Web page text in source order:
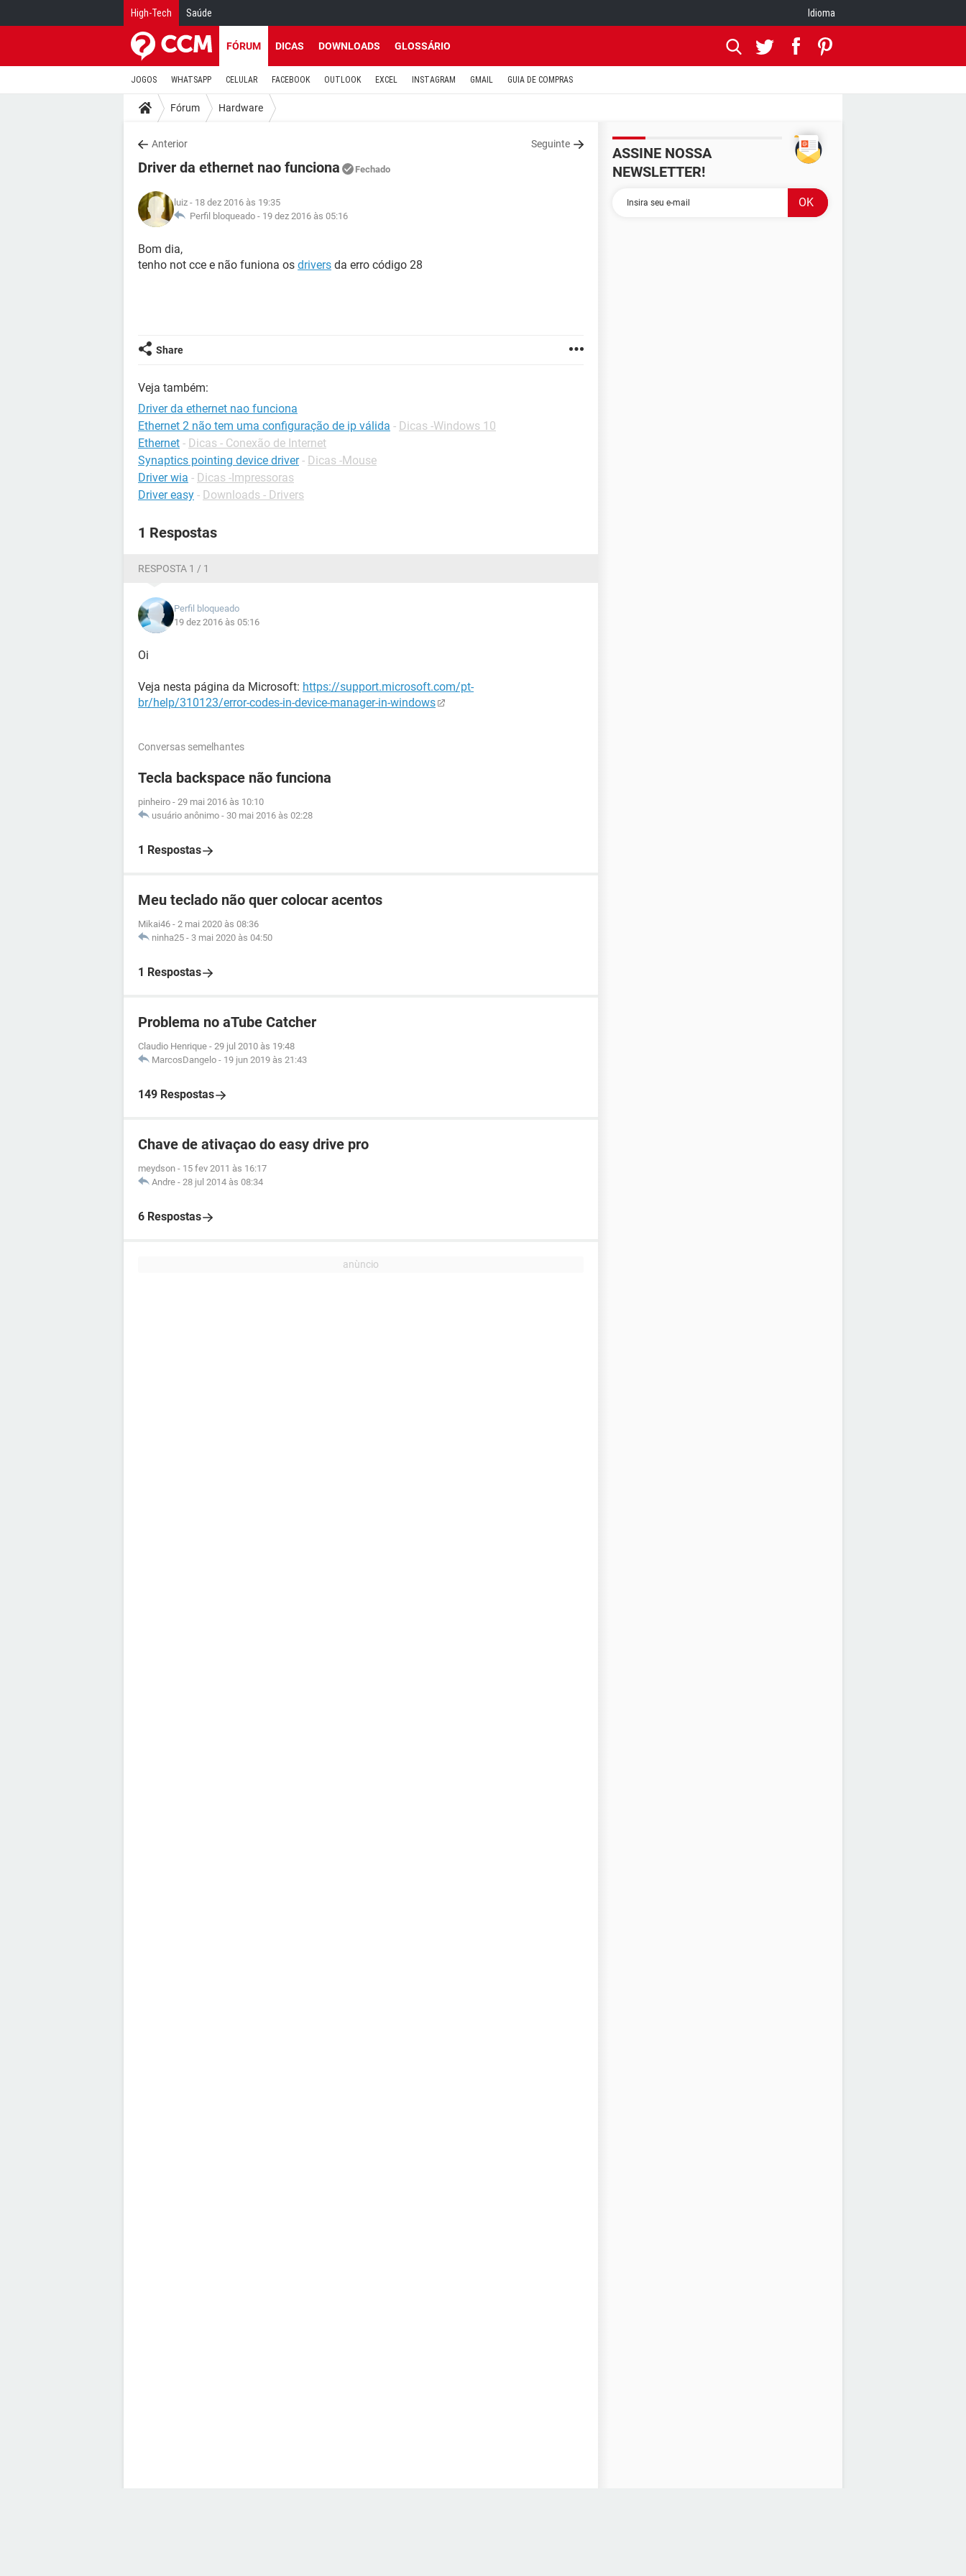
High-Tech Saúde Idioma
FÓRUM DICAS DOWNLOADS GLOSSÁRIO
JOGOS WHATSAPP CELULAR FACEBOOK OUTLOOK EXCEL INSTAGRAM GMAIL GUIA DE COMPRAS
Fórum Hardware
Anterior Seguinte
Driver da ethernet nao funciona Fechado
luiz - 18 dez 2016 às 19:35
Perfil bloqueado - 19 dez 2016 às 05:16
Bom dia,
tenho not cce e não funiona os drivers da erro código 28
Share
Veja também:
Driver da ethernet nao funciona
Ethernet 2 não tem uma configuração de ip válida - Dicas -Windows 10
Ethernet - Dicas - Conexão de Internet
Synaptics pointing device driver - Dicas -Mouse
Driver wia - Dicas -Impressoras
Driver easy - Downloads - Drivers
1 Respostas
RESPOSTA 1 / 1
Perfil bloqueado
19 dez 2016 às 05:16
Oi
Veja nesta página da Microsoft: https://support.microsoft.com/pt-
br/help/310123/error-codes-in-device-manager-in-windows
Conversas semelhantes
Tecla backspace não funciona
pinheiro - 29 mai 2016 às 10:10
usuário anônimo - 30 mai 2016 às 02:28
1 Respostas
Meu teclado não quer colocar acentos
Mikai46 - 2 mai 2020 às 08:36
ninha25 - 3 mai 2020 às 04:50
1 Respostas
Problema no aTube Catcher
Claudio Henrique - 29 jul 2010 às 19:48
MarcosDangelo - 19 jun 2019 às 21:43
149 Respostas
Chave de ativaçao do easy drive pro
meydson - 15 fev 2011 às 16:17
Andre - 28 jul 2014 às 08:34
6 Respostas
ASSINE NOSSA
NEWSLETTER!